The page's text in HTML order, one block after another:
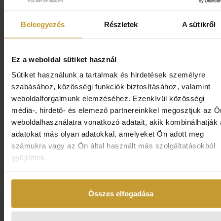
Beleegyezés Részletek A sütikről
Ez a weboldal sütiket használ
Sütiket használunk a tartalmak és hirdetések személyre
szabásához, közösségi funkciók biztosításához, valamint
weboldalforgalmunk elemzéséhez. Ezenkívül közösségi
média-, hirdető- és elemező partnereinkkel megosztjuk az
weboldalhasználatra vonatkozó adatait, akik kombinálhatják
adatokat más olyan adatokkal, amelyeket Ön adott meg
számukra vagy az Ön által használt más szolgáltatásokból
gyűjtöttek.
Összes elfogadása
21.000 Ft
Intensive Moisturising Cream -
26.300 Ft
POWER C+ - Eye Contour
Cream - szemkörnyékápoló
SKEYNDOR
17.100 Ft
POWER C+ Energizing Cream
SPF15
SKEYNDOR